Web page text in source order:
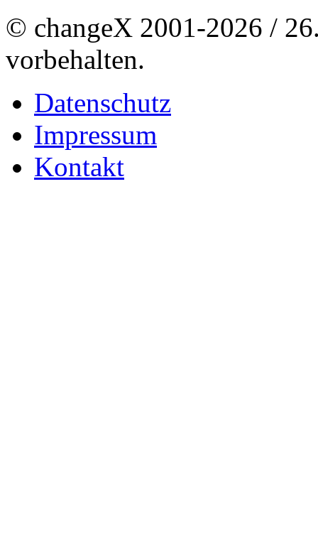
© changeX 2001-2026 /
vorbehalten.
Datenschutz
Impressum
Kontakt